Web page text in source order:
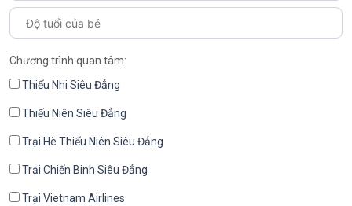
Chương trình quan tâm:
Thiếu Nhi Siêu Đẳng
Thiếu Niên Siêu Đẳng
Trại Hè Thiếu Niên Siêu Đẳng
Trại Chiến Binh Siêu Đẳng
Trại Vietnam Airlines